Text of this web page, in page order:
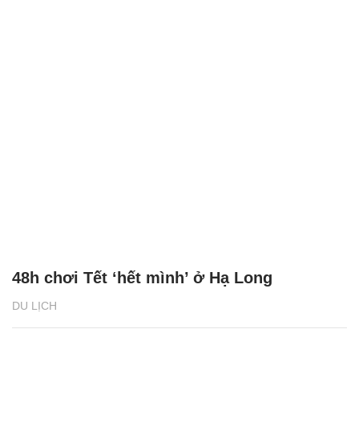
DU LỊCH
48h chơi Tết ‘hết mình’ ở Hạ Long